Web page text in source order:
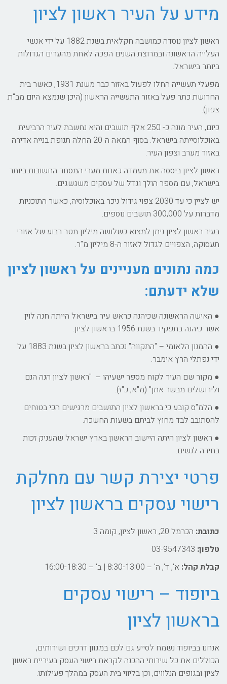
מידע על העיר ראשון לציון
ראשון לציון נוסדה כמושבה חקלאית בשנת 1882 על ידי אנשי
העלייה הראשונה ובמרוצת השנים הפכה לאחת מהערים הגדולות
ביותר בישראל.
מפעלי תעשייה החלו לפעול באזור כבר משנת 1931, כאשר בית
החרושת כתר פעל באזור התעשייה הראשון (היכן שנמצא היום מב"ת
צפון).
כיום, העיר מונה כ- 250 אלף תושבים והיא נחשבת לעיר הרביעית
באוכלוסייתה בישראל. בסוף המאה ה-20 החלה תנופת בנייה אדירה
באזור מערב וצפון העיר.
ראשון לציון ביססה את מעמדה כאחת מערי המסחר החשובות ביותר
בישראל, עם מספר הולך וגדל של עסקים משגשגים.
יש לציין כי עד 2030 צפוי גידול ניכר באוכלוסיה, כאשר התוכניות
מדברות על 300,000 תושבים נוספים.
בעיר ראשון לציון ניתן למצוא כשלושה מיליון מטר רבוע של אזורי
תעסוקה, הצפויים לגדול לאזור ה-8 מיליון מ"ר.
כמה נתונים מעניינים על ראשון לציון
שלא ידעתם:
● האישה הראשונה שכיהנה כראש עיר בישראל הייתה חנה לוין
אשר כיהנה בתפקיד בשנת 1956 בראשון לציון.
● ההמנון הלאומי – "התקווה" נכתב בראשון לציון בשנת 1883 על
ידי נפתלי הרץ אימבר.
● מקור שם העיר לקוח מספר ישעיהו – "ראשון לציון הנה הנם
ולירושלים מבשר אתן" (מ"א, כ"ז).
● הלמ"ס קובע כי בראשון לציון התושבים מרגישים הכי בטוחים
להסתובב לבד מחוץ לביתם בשעות החשכה.
● ראשון לציון היתה היישוב הראשון בארץ ישראל שהעניק זכות
בחירה לנשים.
פרטי יצירת קשר עם מחלקת
רישוי עסקים בראשון לציון
כתובת: הכרמל 20, ראשון לציון, קומה 3
טלפון:
קבלת קהל: א', ד', ה' – 8:30-13:00 | ב' – 16:00-18:30
ביופוד – רישוי עסקים
בראשון לציון
אנחנו בביופוד נשמח לסייע גם לכם במגוון דרכים ושירותים,
הכוללים את כל שירותי ההכנה לקראת רישוי העסק בעיריית ראשון
לציון ובגופים הנלווים, וכן בליווי בית העסק במהלך פעילותו.